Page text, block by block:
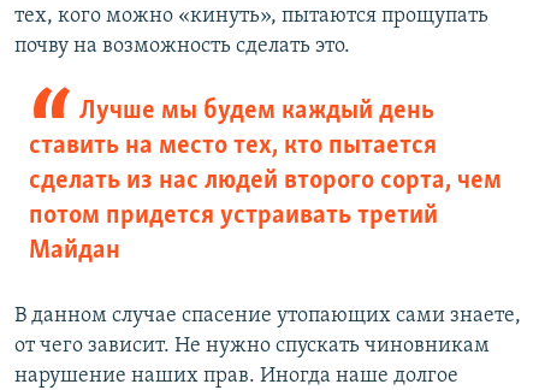
тех, кого можно «кинуть», пытаются прощупать
почву на возможность сделать это.
Лучше мы будем каждый день
ставить на место тех, кто пытается
сделать из нас людей второго сорта, чем
потом придется устраивать третий
Майдан
В данном случае спасение утопающих сами знаете,
от чего зависит. Не нужно спускать чиновникам
нарушение наших прав. Иногда наше долгое